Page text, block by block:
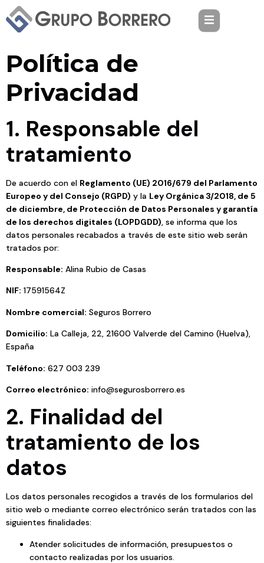
Política de
Privacidad
1. Responsable del
tratamiento
De acuerdo con el Reglamento (UE) 2016/679 del Parlamento
Europeo y del Consejo (RGPD) y la Ley Orgánica 3/2018, de 5
de diciembre, de Protección de Datos Personales y garantía
de los derechos digitales (LOPDGDD), se informa que los
datos personales recabados a través de este sitio web serán
tratados por:
Responsable: Alina Rubio de Casas
NIF: 17591564Z
Nombre comercial: Seguros Borrero
Domicilio: La Calleja, 22, 21600 Valverde del Camino (Huelva),
España
Teléfono: 627 003 239
Correo electrónico: info@segurosborrero.es
2. Finalidad del
tratamiento de los
datos
Los datos personales recogidos a través de los formularios del
sitio web o mediante correo electrónico serán tratados con las
siguientes finalidades:
Atender solicitudes de información, presupuestos o
contacto realizadas por los usuarios.